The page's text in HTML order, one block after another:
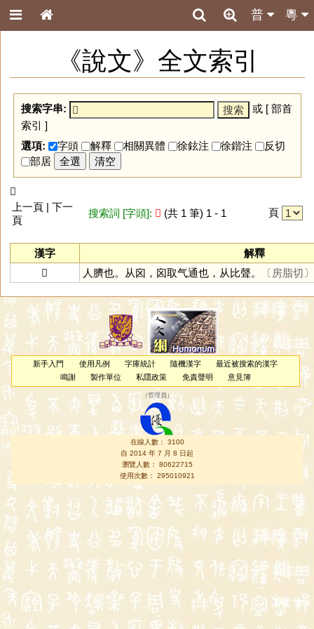
粵
普
《說文》全文索引
搜索字串: 或 [ 部首
索引 ]
選項:
字頭 解釋 相關異體 徐鉉注 徐鍇注
反切
部居
全選 清空
𣬈
上一頁 | 下一
頁
搜索詞 [字頭]: 𣬈 (共 1 筆) 1 - 1 頁
漢字
解釋
𣬈
人臍也。从囟，囟取气通也，从比聲。 〔房脂切〕
新手入門 使用凡例 字庫統計 隨機漢字
最近被搜索的漢字
鳴謝
製作單位 私隱政策 免責聲明 意見簿
（管理員 ）
在線人數： 3100
自 2014 年 7 月 8 日起
瀏覽人數： 80622715
使用次數： 295010921